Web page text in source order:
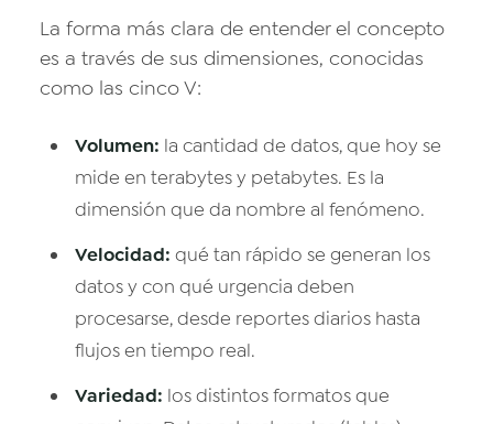
La forma más clara de entender el concepto
es a través de sus dimensiones, conocidas
como las cinco V:
Volumen: la cantidad de datos, que hoy se
mide en terabytes y petabytes. Es la
dimensión que da nombre al fenómeno.
Velocidad: qué tan rápido se generan los
datos y con qué urgencia deben
procesarse, desde reportes diarios hasta
flujos en tiempo real.
Variedad: los distintos formatos que